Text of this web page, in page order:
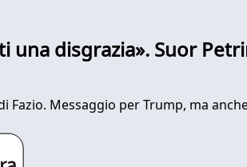
una disgrazia». Suor
Messaggio per Trump, ma